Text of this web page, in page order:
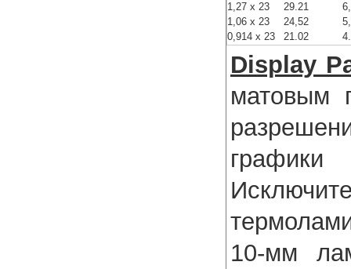
1,27 x 23
29.21
1,06 x 23
24,52
0,914 x 23
21.02
Display
матовым
10-мм